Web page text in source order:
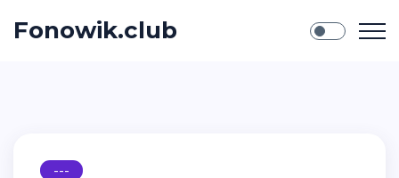
Fonowik.club
---